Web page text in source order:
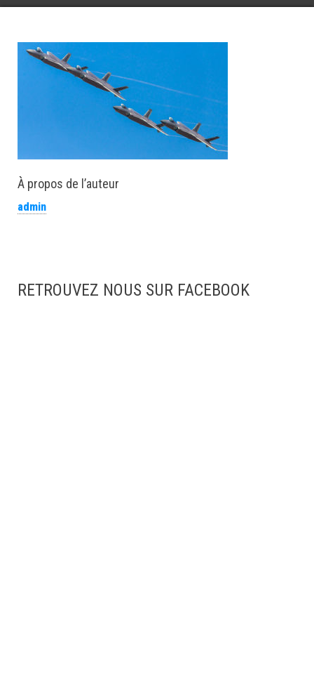
À propos de l’auteur
admin
RETROUVEZ NOUS SUR FACEBOOK